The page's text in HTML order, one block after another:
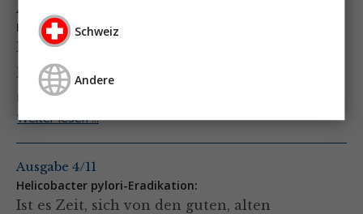
Ausgabe 4/12
Helicobacter pylori-Eradikation:
Ist kurz und einfach besser als lang und
kompliziert?
Prim. Univ. Prof. Dr. Michael Gschwantler
Weiter lesen ...
Ausgabe 4/11
Helicobacter pylori-Eradikation:
Ist es Zeit, sich von den guten, alten
Schweiz
Andere